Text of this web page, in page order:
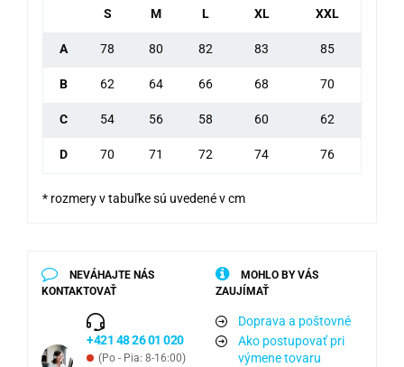
S M L XL XXL
A 78 80 82 83 85
B 62 64 66 68 70
C 54 56 58 60 62
D 70 71 72 74 76
* rozmery v tabuľke sú uvedené v cm
NEVÁHAJTE NÁS
KONTAKTOVAŤ
+421 48 26 01 020
(Po - Pia: 8-16:00)
MOHLO BY VÁS
ZAUJÍMAŤ
Doprava a poštovné
Ako postupovať pri
výmene tovaru